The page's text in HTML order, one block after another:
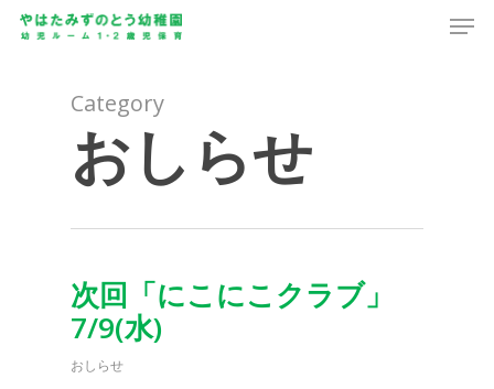
Skip
Category
おしらせ
次回「にこにこクラブ」
7/9(水)
おしらせ